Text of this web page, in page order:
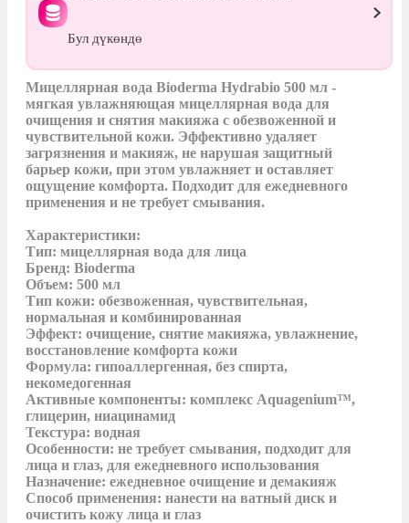
Бул дүкөндө
Мицеллярная вода Bioderma Hydrabio 500 мл -
мягкая увлажняющая мицеллярная вода для
очищения и снятия макияжа с обезвоженной и
чувствительной кожи. Эффективно удаляет
загрязнения и макияж, не нарушая защитный
барьер кожи, при этом увлажняет и оставляет
ощущение комфорта. Подходит для ежедневного
применения и не требует смывания.
Характеристики:
Тип: мицеллярная вода для лица
Бренд: Bioderma
Объем: 500 мл
Тип кожи: обезвоженная, чувствительная,
нормальная и комбинированная
Эффект: очищение, снятие макияжа, увлажнение,
восстановление комфорта кожи
Формула: гипоаллергенная, без спирта,
некомедогенная
Активные компоненты: комплекс Aquagenium™,
глицерин, ниацинамид
Текстура: водная
Особенности: не требует смывания, подходит для
лица и глаз, для ежедневного использования
Назначение: ежедневное очищение и демакияж
Способ применения: нанести на ватный диск и
очистить кожу лица и глаз